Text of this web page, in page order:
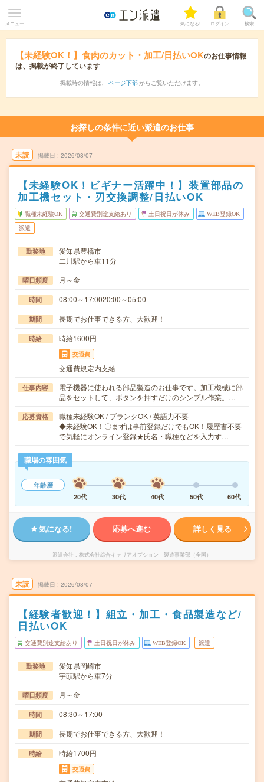
メニュー 気になる! ログイン 検索
【未経験OK！】食肉のカット・加工/日払いOKのお仕事情報
は、掲載が終了しています
掲載時の情報は、 ページ下部 からご覧いただけます。
お探しの条件に近い派遣のお仕事
未読 掲載日 2026/08/07
【未経験OK！ビギナー活躍中！】装置部品の
加工機セット・刃交換調整/日払いOK
職種未経験OK 交通費別途支給あり 土日祝日が休み WEB登録OK
派遣
勤務地
愛知県豊橋市
二川駅から車11分
曜日頻度 月～金
時間 08:00～17:0020:00～05:00
期間 長期でお仕事できる方、大歓迎！
時給 時給1600円
交通費
交通費規定内支給
仕事内容
電子機器に使われる部品製造のお仕事です。加工機械に部
品をセットして、ボタンを押すだけのシンプル作業。…
応募資格
職種未経験OK / ブランクOK / 英語力不要
◆未経験OK！〇まずは事前登録だけでもOK！履歴書不要
で気軽にオンライン登録★氏名・職種などを入力す…
職場の雰囲気
年齢層
20代
30代 40代 50代 60代
気になる! 応募へ進む 詳しく見る
派遣会社 株式会社綜合キャリアオプション 製造事業部（全国）
未読 掲載日 2026/08/07
【経験者歓迎！】組立・加工・食品製造など/
日払いOK
交通費別途支給あり 土日祝日が休み WEB登録OK 派遣
勤務地
愛知県岡崎市
宇頭駅から車7分
曜日頻度 月～金
時間 08:30～17:00
期間 長期でお仕事できる方、大歓迎！
時給 時給1700円
交通費